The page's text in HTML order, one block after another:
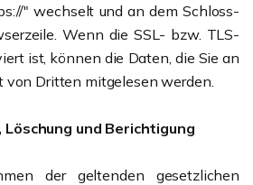
" wechselt und an dem Schloss-
Wenn die SSL- bzw. TLS-
ist, können die Daten, die Sie an
von Dritten mitgelesen werden.
und Berichtigung
der geltenden gesetzlichen